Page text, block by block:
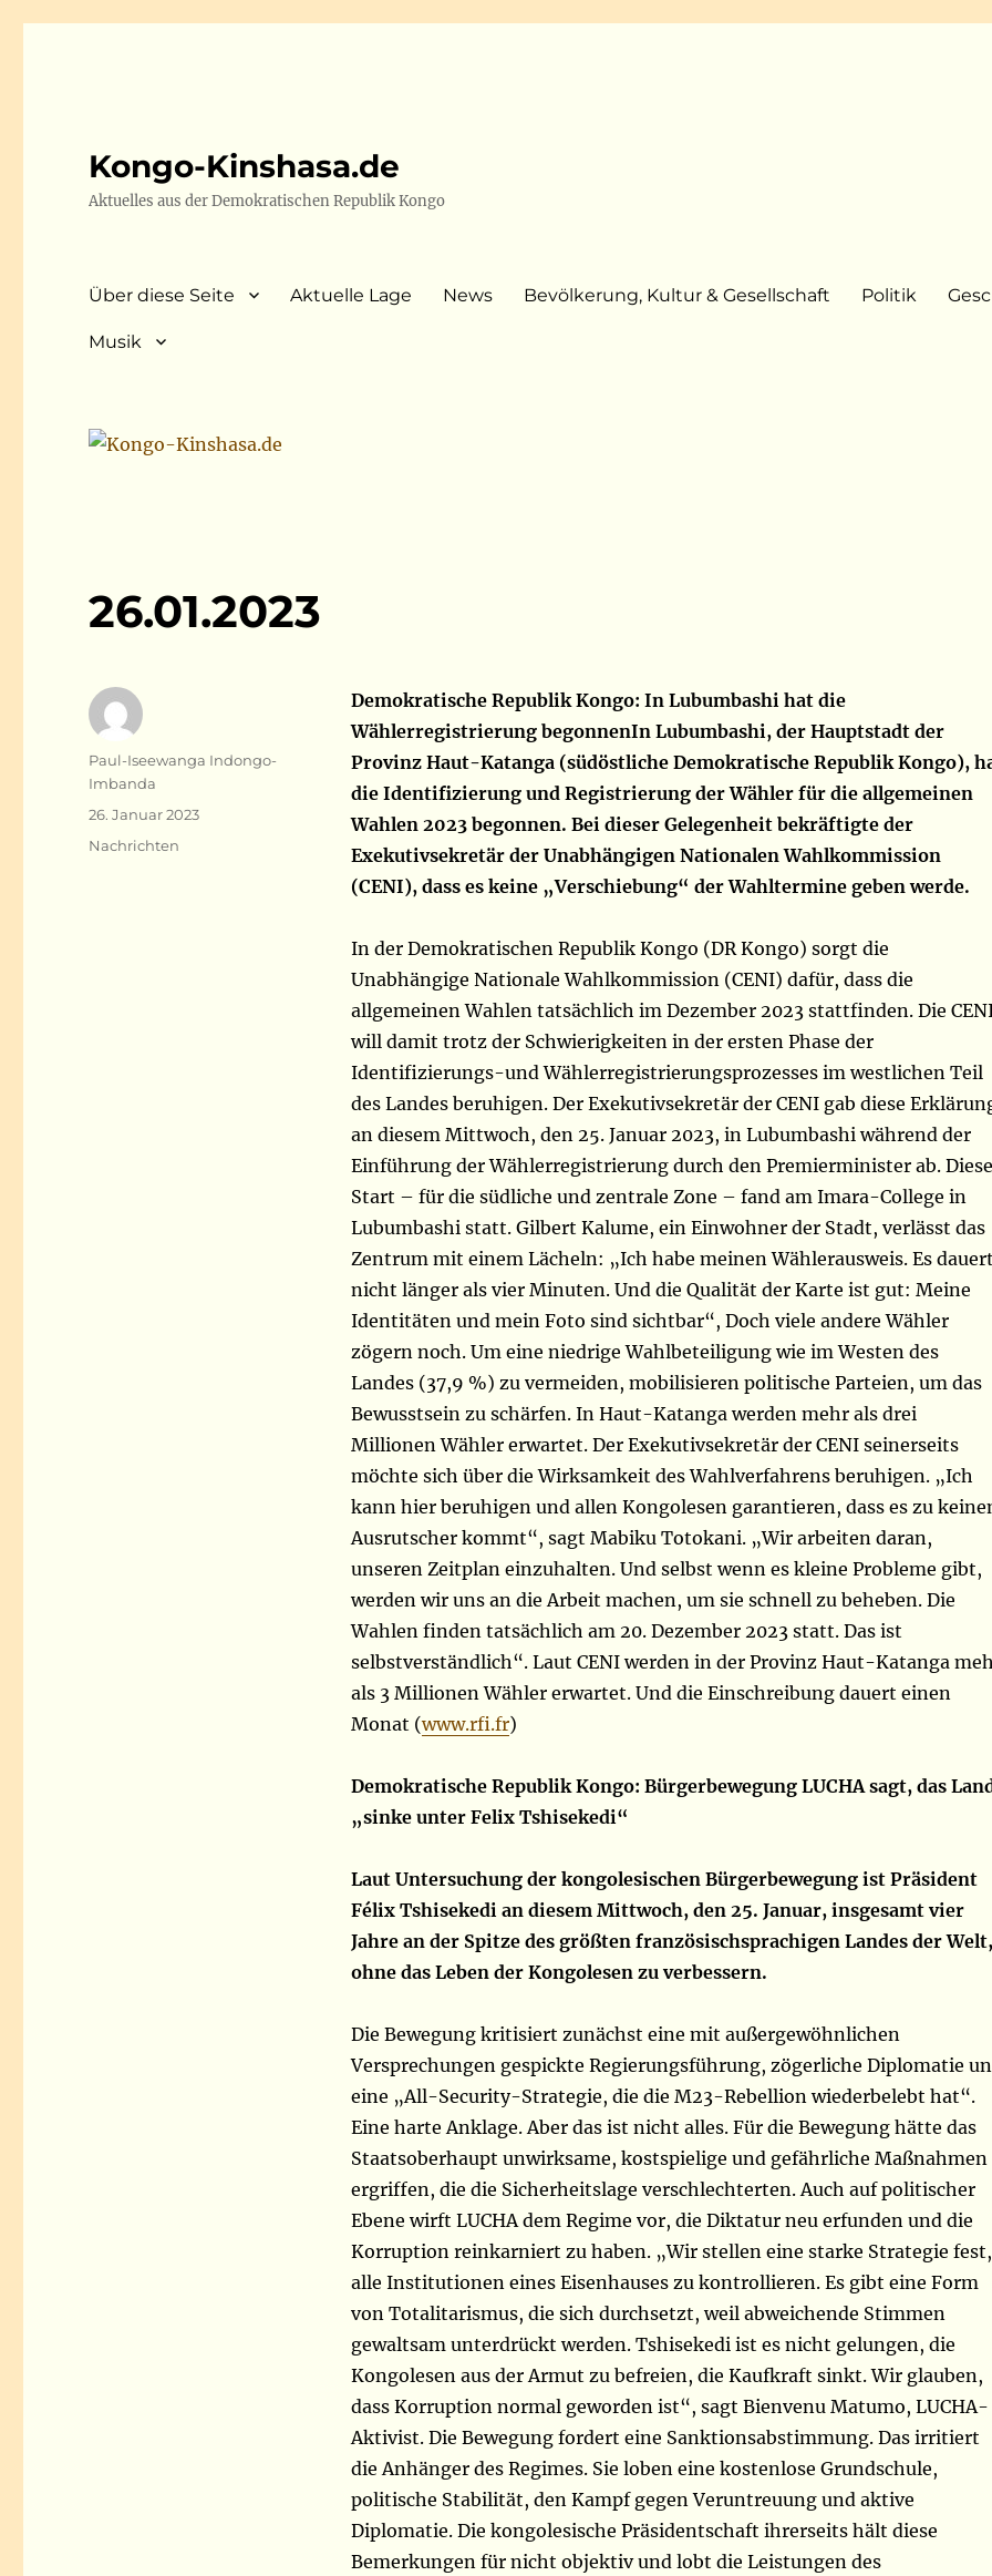
Kongo-Kinshasa.de
Aktuelles aus der Demokratischen Republik Kongo
Über diese Seite Aktuelle Lage News Bevölkerung, Kultur & Gesellschaft Politik
Musik
26.01.2023
Demokratische Republik Kongo: In Lubumbashi hat die
Wählerregistrierung begonnenIn Lubumbashi, der Hauptstadt der
Provinz Haut-Katanga (südöstliche Demokratische Republik Kongo),
die Identifizierung und Registrierung der Wähler für die allgemeinen
Wahlen 2023 begonnen. Bei dieser Gelegenheit bekräftigte der
Exekutivsekretär der Unabhängigen Nationalen Wahlkommission
(CENI), dass es keine „Verschiebung“ der Wahltermine geben werde.
In der Demokratischen Republik Kongo (DR Kongo) sorgt die
Unabhängige Nationale Wahlkommission (CENI) dafür, dass die
allgemeinen Wahlen tatsächlich im Dezember 2023 stattfinden. Die
will damit trotz der Schwierigkeiten in der ersten Phase der
Identifizierungs-und Wählerregistrierungsprozesses im westlichen Teil
des Landes beruhigen. Der Exekutivsekretär der CENI gab diese
an diesem Mittwoch, den 25. Januar 2023, in Lubumbashi während der
Einführung der Wählerregistrierung durch den Premierminister ab.
Start – für die südliche und zentrale Zone – fand am Imara-College in
Lubumbashi statt. Gilbert Kalume, ein Einwohner der Stadt, verlässt das
Zentrum mit einem Lächeln: „Ich habe meinen Wählerausweis. Es
nicht länger als vier Minuten. Und die Qualität der Karte ist gut: Meine
Identitäten und mein Foto sind sichtbar“, Doch viele andere Wähler
zögern noch. Um eine niedrige Wahlbeteiligung wie im Westen des
Landes (37,9 %) zu vermeiden, mobilisieren politische Parteien, um das
Bewusstsein zu schärfen.In Haut-Katanga werden mehr als drei
Millionen Wähler erwartet. Der Exekutivsekretär der CENI seinerseits
möchte sich über die Wirksamkeit des Wahlverfahrens beruhigen. „Ich
kann hier beruhigen und allen Kongolesen garantieren, dass es zu
Ausrutscher kommt“, sagt Mabiku Totokani. „Wir arbeiten daran,
unseren Zeitplan einzuhalten. Und selbst wenn es kleine Probleme gibt,
werden wir uns an die Arbeit machen, um sie schnell zu beheben. Die
Wahlen finden tatsächlich am 20. Dezember 2023 statt. Das ist
selbstverständlich“. Laut CENI werden in der Provinz Haut-Katanga
als 3 Millionen Wähler erwartet. Und die Einschreibung dauert einen
Monat (www.rfi.fr)
Demokratische Republik Kongo: Bürgerbewegung LUCHA sagt, das
„sinke unter Felix Tshisekedi“
Laut Untersuchung der kongolesischen Bürgerbewegung ist Präsident
Félix Tshisekedi an diesem Mittwoch, den 25. Januar, insgesamt vier
Jahre an der Spitze des größten französischsprachigen Landes der Welt,
ohne das Leben der Kongolesen zu verbessern.
Die Bewegung kritisiert zunächst eine mit außergewöhnlichen
Versprechungen gespickte Regierungsführung, zögerliche Diplomatie
eine „All-Security-Strategie, die die M23-Rebellion wiederbelebt hat“.
Eine harte Anklage. Aber das ist nicht alles. Für die Bewegung hätte das
Staatsoberhaupt unwirksame, kostspielige und gefährliche Maßnahmen
ergriffen, die die Sicherheitslage verschlechterten. Auch auf politischer
Ebene wirft LUCHA dem Regime vor, die Diktatur neu erfunden und die
Korruption reinkarniert zu haben. „Wir stellen eine starke Strategie fest,
alle Institutionen eines Eisenhauses zu kontrollieren. Es gibt eine Form
von Totalitarismus, die sich durchsetzt, weil abweichende Stimmen
gewaltsam unterdrückt werden. Tshisekedi ist es nicht gelungen, die
Kongolesen aus der Armut zu befreien, die Kaufkraft sinkt. Wir glauben,
dass Korruption normal geworden ist“, sagt Bienvenu Matumo, LUCHA-
Aktivist. Die Bewegung fordert eine Sanktionsabstimmung. Das irritiert
die Anhänger des Regimes. Sie loben eine kostenlose Grundschule,
politische Stabilität, den Kampf gegen Veruntreuung und aktive
Diplomatie. Die kongolesische Präsidentschaft ihrerseits hält diese
Bemerkungen für nicht objektiv und lobt die Leistungen des
Autor
Paul-Iseewanga Indongo-
Imbanda
Veröffentlicht
26. Januar 2023
Kategorien
Nachrichten